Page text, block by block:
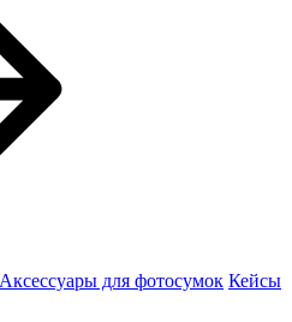
Аксессуары для фотосумок Кейсы